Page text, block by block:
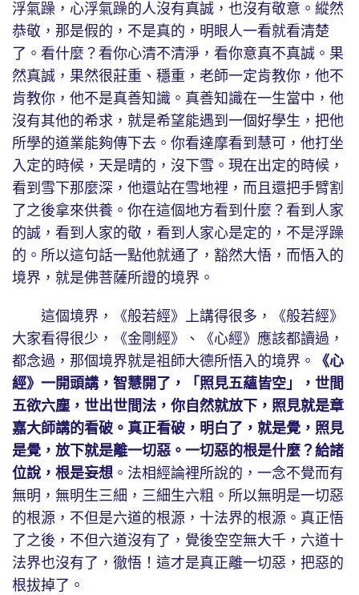
浮氣躁，心浮氣躁的人沒有真誠，也沒有敬意。縱然
恭敬，那是假的，不是真的，明眼人一看就看清楚
了。看什麼？看你心清不清淨，看你意真不真誠。果
然真誠，果然很莊重、穩重，老師一定肯教你，他不
肯教你，他不是真善知識。真善知識在一生當中，他
沒有其他的希求，就是希望能遇到一個好學生，把他
所學的道業能夠傳下去。你看達摩看到慧可，他打坐
入定的時候，天是晴的，沒下雪。現在出定的時候，
看到雪下那麼深，他還站在雪地裡，而且還把手臂割
了之後拿來供養。你在這個地方看到什麼？看到人家
的誠，看到人家的敬，看到人家心是定的，不是浮躁
的。所以這句話一點他就通了，豁然大悟，而悟入的
境界，就是佛菩薩所證的境界。
這個境界，《般若經》上講得很多，《般若經》
大家看得很少，《金剛經》、《心經》應該都讀過，
都念過，那個境界就是祖師大德所悟入的境界。
《心
經》一開頭講，智慧開了，「照見五蘊皆空」，世間
五欲六塵，世出世間法，你自然就放下，照見就是章
嘉大師講的看破。真正看破，明白了，就是覺，照見
是覺，放下就是離一切惡。一切惡的根是什麼？給諸
位說，根是妄想 。法相經論裡所說的，一念不覺而有
無明，無明生三細，三細生六粗。所以無明是一切惡
的根源，不但是六道的根源，十法界的根源。真正悟
了之後，不但六道沒有了，覺後空空無大千，六道十
法界也沒有了，徹悟！這才是真正離一切惡，把惡的
根拔掉了。